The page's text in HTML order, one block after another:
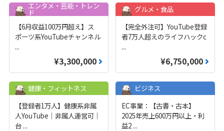
エンタメ・芸能・トレン
ド
【6月収益100万円超え】ス
ポーツ系YouTubeチャンネル
...
¥3,300,000
グルメ・食品
【完全外注可】YouTube登録
者7万人超えのライフハックc
...
¥6,750,000
健康・フィットネス
【登録者1万人】健康系非属
人YouTube｜非属人運営可｜
台 ...
ビジネス
EC事業：【古書・古本】
2025年売上600万円以上・利
益2 ...